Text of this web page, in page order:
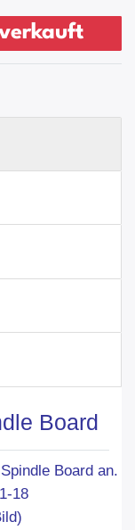
Board
Board an.
18